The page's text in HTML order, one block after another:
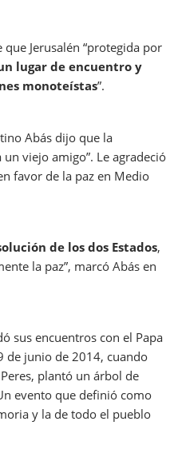
Jerusalén “protegida por
lugar de encuentro y
monoteístas”.
Abás dijo que la
viejo amigo”. Le agradeció
favor de la paz en Medio
de los dos Estados,
la paz”, marcó Abás en
sus encuentros con el Papa
de junio de 2014, cuando
plantó un árbol de
evento que definió como
y la de todo el pueblo